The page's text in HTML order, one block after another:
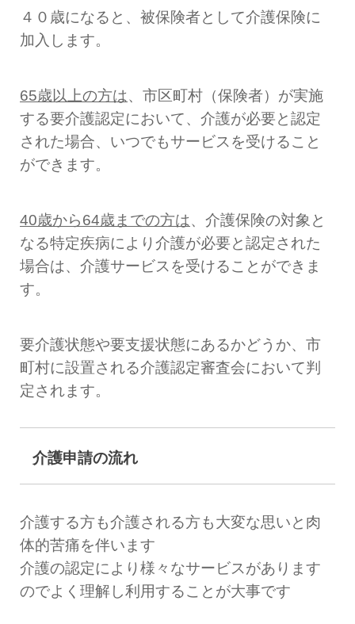
４０歳になると、被保険者として介護保険に
加入します。
65歳以上の方は、市区町村（保険者）が実施
する要介護認定において、介護が必要と認定
された場合、いつでもサービスを受けること
ができます。
40歳から64歳までの方は、介護保険の対象と
なる特定疾病により介護が必要と認定された
場合は、介護サービスを受けることができま
す。
要介護状態や要支援状態にあるかどうか、市
町村に設置される介護認定審査会において判
定されます。
介護申請の流れ
介護する方も介護される方も大変な思いと肉
体的苦痛を伴います
介護の認定により様々なサービスがあります
のでよく理解し利用することが大事です